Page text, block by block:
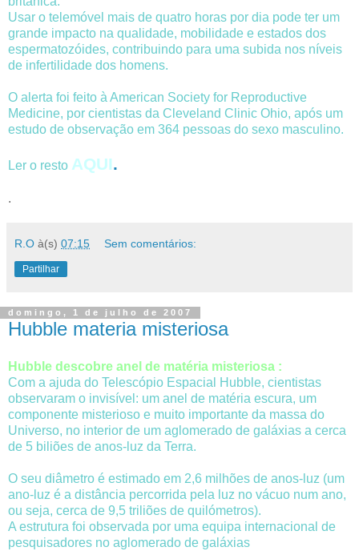
Usar o telemóvel mais de quatro horas por dia pode ter um
grande impacto na qualidade, mobilidade e estados dos
espermatozóides, contribuindo para uma subida nos níveis
de infertilidade dos homens.
O alerta foi feito à American Society for Reproductive
Medicine, por cientistas da Cleveland Clinic Ohio, após um
estudo de observação em 364 pessoas do sexo masculino.
Ler o resto AQUI.
.
R.O à(s) 07:15 Sem comentários:
Partilhar
domingo, 1 de julho de 2007
Hubble materia misteriosa
Hubble descobre anel de matéria misteriosa :
Com a ajuda do Telescópio Espacial Hubble, cientistas
observaram o invisível: um anel de matéria escura, um
componente misterioso e muito importante da massa do
Universo, no interior de um aglomerado de galáxias a cerca
de 5 biliões de anos-luz da Terra.
O seu diâmetro é estimado em 2,6 milhões de anos-luz (um
ano-luz é a distância percorrida pela luz no vácuo num ano,
ou seja, cerca de 9,5 triliões de quilómetros).
A estrutura foi observada por uma equipa internacional de
pesquisadores no aglomerado de galáxias